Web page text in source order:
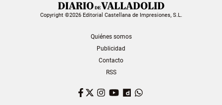
Copyright ©2026 Editorial Castellana de Impresiones, S.L.
Quiénes somos
Publicidad
Contacto
RSS
Facebook
TwitterInstagram
YouTubeDailymotion